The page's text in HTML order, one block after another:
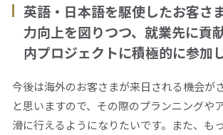
英語・日本語を駆使したお客さ
力向上を図りつつ、就業先に貢
内プロジェクトに積極的に参加
今後は海外のお客さまが来日される機会が
と思いますので、その際のプランニングや
滑に行えるようになりたいです。また、も